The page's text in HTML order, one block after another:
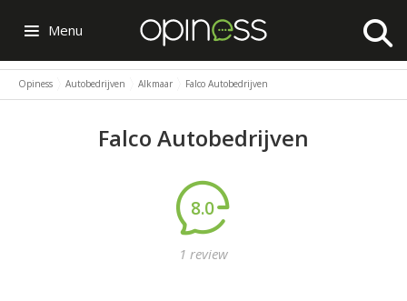
Menu
Opiness Autobedrijven Alkmaar Falco Autobedrijven
Falco Autobedrijven
8.0
1 review